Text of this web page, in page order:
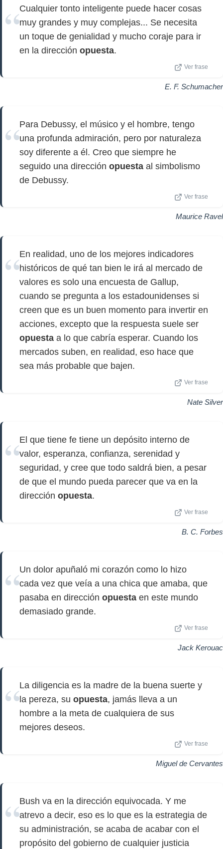
Cualquier tonto inteligente puede hacer cosas
muy grandes y muy complejas... Se necesita
un toque de genialidad y mucho coraje para ir
en la dirección opuesta.
Ver frase
E. F. Schumacher
Para Debussy, el músico y el hombre, tengo
una profunda admiración, pero por naturaleza
soy diferente a él. Creo que siempre he
seguido una dirección opuesta al simbolismo
de Debussy.
Ver frase
Maurice Ravel
En realidad, uno de los mejores indicadores
históricos de qué tan bien le irá al mercado de
valores es solo una encuesta de Gallup,
cuando se pregunta a los estadounidenses si
creen que es un buen momento para invertir en
acciones, excepto que la respuesta suele ser
opuesta a lo que cabría esperar. Cuando los
mercados suben, en realidad, eso hace que
sea más probable que bajen.
Ver frase
Nate Silver
El que tiene fe tiene un depósito interno de
valor, esperanza, confianza, serenidad y
seguridad, y cree que todo saldrá bien, a pesar
de que el mundo pueda parecer que va en la
dirección opuesta.
Ver frase
B. C. Forbes
Un dolor apuñaló mi corazón como lo hizo
cada vez que veía a una chica que amaba, que
pasaba en dirección opuesta en este mundo
demasiado grande.
Ver frase
Jack Kerouac
La diligencia es la madre de la buena suerte y
la pereza, su opuesta, jamás lleva a un
hombre a la meta de cualquiera de sus
mejores deseos.
Ver frase
Miguel de Cervantes
Bush va en la dirección equivocada. Y me
atrevo a decir, eso es lo que es la estrategia de
su administración, se acaba de acabar con el
propósito del gobierno de cualquier justicia